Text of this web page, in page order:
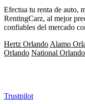
Efectua tu renta de auto,
RentingCarz, al mejor
confiables del mercado
Hertz Orlando Alamo
Orlando National Orlando
Trustpilot